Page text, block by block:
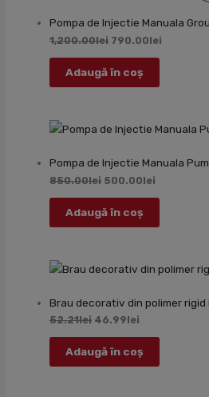
Pompa de Injectie Manuala
1,200.00lei 790.00lei
Adaugă în coș
Pompa de Injectie Manuala
850.00lei 500.00lei
Adaugă în coș
Brau decorativ din polimer rigid
52.21lei 46.99lei
Adaugă în coș